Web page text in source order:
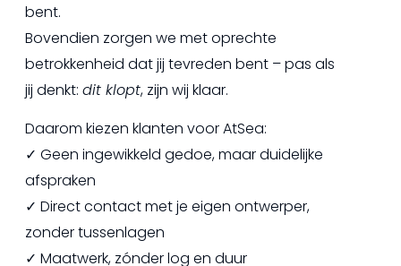
bent.
Bovendien zorgen we met oprechte
betrokkenheid dat jij tevreden bent – pas als
jij denkt: dit klopt, zijn wij klaar.
Daarom kiezen klanten voor AtSea:
✓ Geen ingewikkeld gedoe, maar duidelijke
afspraken
✓ Direct contact met je eigen ontwerper,
zonder tussenlagen
✓ Maatwerk, zónder log en duur